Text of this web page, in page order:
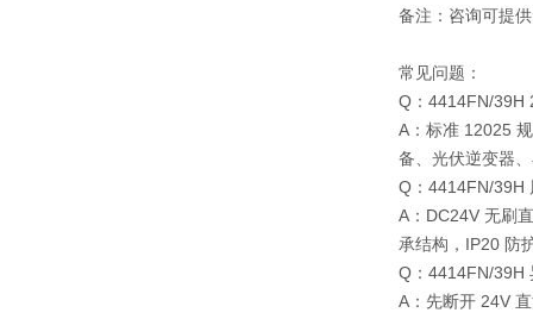
备注：咨询可提
常见问题：
Q：4414FN/39H
A：标准 12025
备、光伏逆变器
Q：4414FN/39H
A：DC24V 无刷
承结构，IP20 防
Q：4414FN/39H
A：先断开 24V